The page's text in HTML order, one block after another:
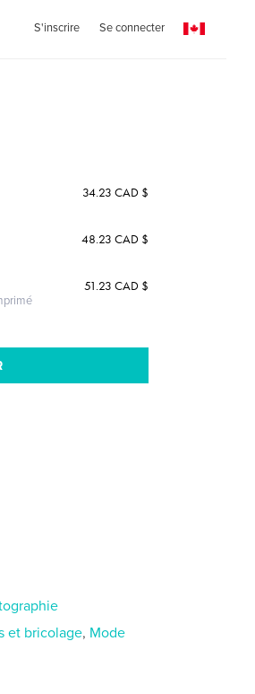
S'inscrire Se connecter
34.23 CAD $
48.23 CAD $
51.23 CAD $
et bricolage, Mode